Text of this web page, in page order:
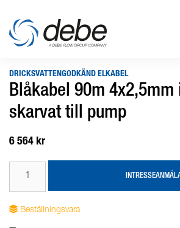
DRICKSVATTENGODKÄND ELKABEL
Blåkabel 90m 4x2,5mm
skarvat till pump
6 564 kr
Beställningsvara